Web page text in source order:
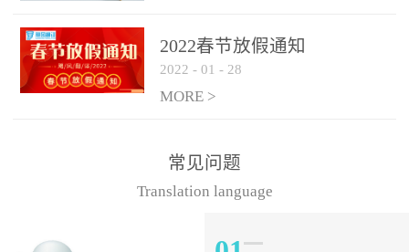
2022春节放假通知
2022 - 01 - 28
MORE >
常见问题
Translation language